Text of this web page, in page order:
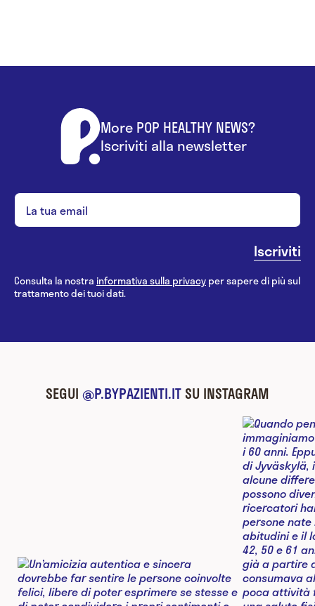
More POP HEALTHY NEWS?
Iscriviti alla newsletter
Consulta la nostra informativa sulla privacyper sapere di più sul
trattamento dei tuoi dati.
SEGUI @P.BYPAZIENTI.ITSU INSTAGRAM